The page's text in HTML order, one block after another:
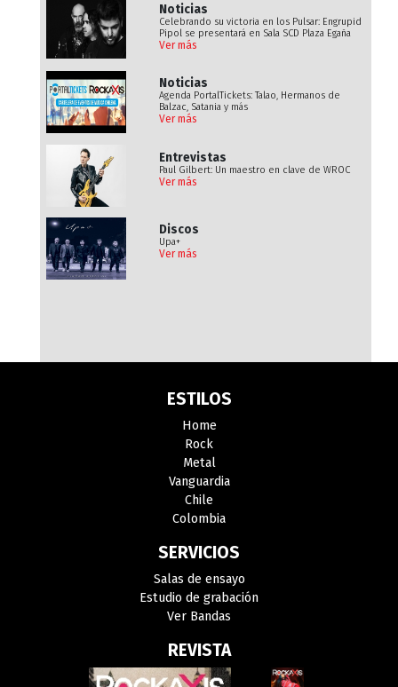
Noticias
Celebrando su victoria en los Pulsar: Engrupid
Pipol se presentará en Sala SCD Plaza Egaña
Ver más
Noticias
Agenda PortalTickets: Talao, Hermanos de
Balzac, Satania y más
Ver más
Entrevistas
Paul Gilbert: Un maestro en clave de WROC
Ver más
Discos
Upa+
Ver más
ESTILOS
Home
Rock
Metal
Vanguardia
Chile
Colombia
SERVICIOS
Salas de ensayo
Estudio de grabación
Ver Bandas
REVISTA